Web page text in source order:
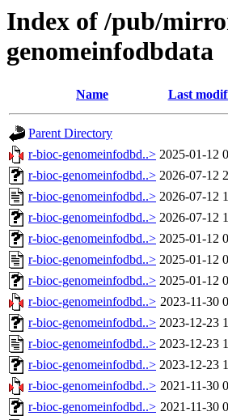
Index of /pub/
genomeinfodbdata
Name Last
Parent Directory
r-bioc-genomeinfodbd..> 2025-01-12
r-bioc-genomeinfodbd..> 2026-07-12
r-bioc-genomeinfodbd..> 2026-07-12
r-bioc-genomeinfodbd..> 2026-07-12
r-bioc-genomeinfodbd..> 2025-01-12
r-bioc-genomeinfodbd..> 2025-01-12
r-bioc-genomeinfodbd..> 2025-01-12
r-bioc-genomeinfodbd..> 2023-11-30
r-bioc-genomeinfodbd..> 2023-12-23
r-bioc-genomeinfodbd..> 2023-12-23
r-bioc-genomeinfodbd..> 2023-12-23
r-bioc-genomeinfodbd..> 2021-11-30
r-bioc-genomeinfodbd..> 2021-11-30